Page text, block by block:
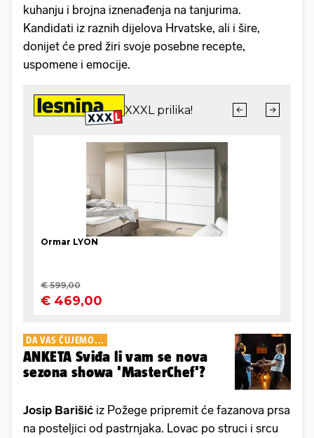
kuhanju i brojna iznenađenja na tanjurima.
Kandidati iz raznih dijelova Hrvatske, ali i šire,
donijet će pred žiri svoje posebne recepte,
uspomene i emocije.
DA VAS ČUJEMO...
ANKETA Sviđa li vam se nova
sezona showa 'MasterChef'?
Josip Barišić iz Požege pripremit će fazanova prsa
na posteljici od pastrnjaka. Lovac po struci i srcu